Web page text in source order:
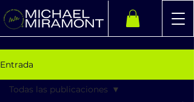
Entrada
Todas las publicaciones